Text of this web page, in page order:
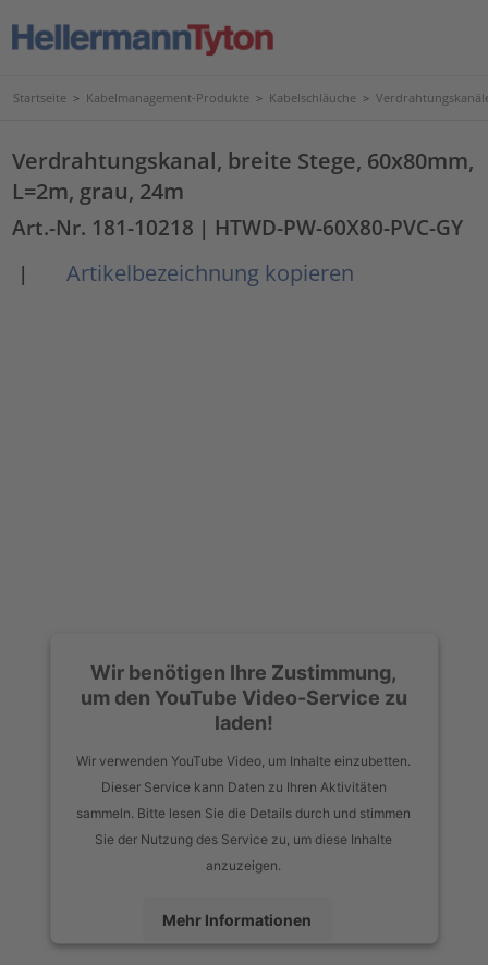
Startseite > Kabelmanagement-Produkte > Kabelschläuche >
Verdrahtungskanal, breite Stege, 60x80mm,
L=2m, grau, 24m
Art.-Nr. 181-10218 | HTWD-PW-60X80-PVC-GY
|
Artikelbezeichnung kopieren
Wir benötigen Ihre Zustimmung,
um den YouTube Video-Service zu
laden!
Wir verwenden YouTube Video, um Inhalte einzubetten.
Dieser Service kann Daten zu Ihren Aktivitäten
sammeln. Bitte lesen Sie die Details durch und stimmen
Sie der Nutzung des Service zu, um diese Inhalte
anzuzeigen.
Mehr Informationen